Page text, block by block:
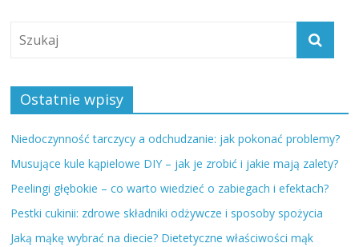
Ostatnie wpisy
Niedoczynność tarczycy a odchudzanie: jak pokonać problemy?
Musujące kule kąpielowe DIY – jak je zrobić i jakie mają zalety?
Peelingi głębokie – co warto wiedzieć o zabiegach i efektach?
Pestki cukinii: zdrowe składniki odżywcze i sposoby spożycia
Jaką mąkę wybrać na diecie? Dietetyczne właściwości mąk